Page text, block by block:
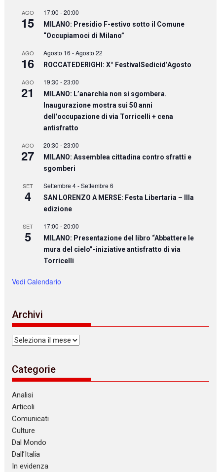
AGO
15
17:00 -20:00
MILANO: Presidio F-estivo sotto il Comune
“Occupiamoci di Milano”
AGO
16
Agosto 16 -Agosto 22
ROCCATEDERIGHI: X° FestivalSedicid’Agosto
AGO
21
19:30 -23:00
MILANO: L’anarchia non si sgombera.
Inaugurazione mostra sui 50 anni
dell’occupazione di via Torricelli + cena
antisfratto
AGO
27
20:30 -23:00
MILANO: Assemblea cittadina contro sfratti e
sgomberi
SET
4
Settembre 4-Settembre 6
SAN LORENZO A MERSE: Festa Libertaria – IIIa
edizione
SET
5
17:00 -20:00
MILANO: Presentazione del libro “Abbattere le
mura del cielo”-iniziative antisfratto di via
Torricelli
Vedi Calendario
Archivi
Archivi
Categorie
Analisi
Articoli
Comunicati
Culture
Dal Mondo
Dall’Italia
In evidenza